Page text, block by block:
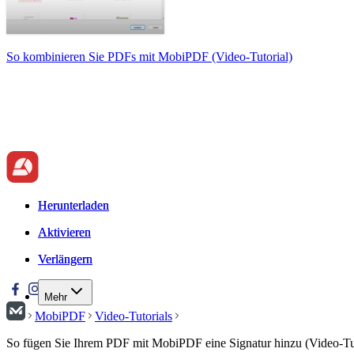
So kombinieren Sie PDFs mit MobiPDF (Video-Tutorial)
Herunterladen
Aktivieren
Verlängern
Mehr
Herunterladen
Aktivieren
Verlängern
MobiPDF
Video-Tutorials
So fügen Sie Ihrem PDF mit MobiPDF eine Signatur hinzu (Video-